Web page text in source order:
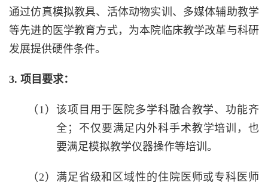
通过仿真模拟教具、活体动物实训、多媒体辅助教学
等先进的医学教育方式，为本院临床教学改革与科研
发展提供硬件条件。
3. 项目要求：
（1）该项目用于医院多学科融合教学、功能齐
全；不仅要满足内外科手术教学培训，也
要满足模拟教学仪器操作等培训。
（2）满足省级和区域性的住院医师或专科医师